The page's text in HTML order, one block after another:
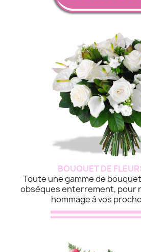
BOUQUET DE
Toute une gamme de
obsèques enterrement, pour
hommage à vos